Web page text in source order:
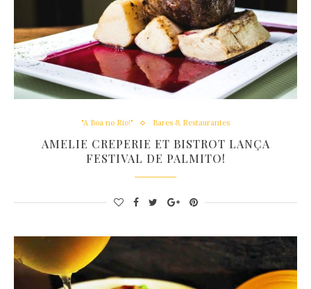
"A Boa no Rio!" Bares & Restaurantes
AMELIE CREPERIE ET BISTROT LANÇA
FESTIVAL DE PALMITO!